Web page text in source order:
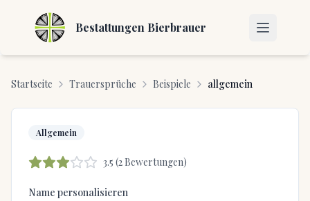
Bestattungen Bierbrauer
Startseite Trauersprüche Beispiele allgemein
Allgemein
3.5 (2 Bewertungen)
Name personalisieren